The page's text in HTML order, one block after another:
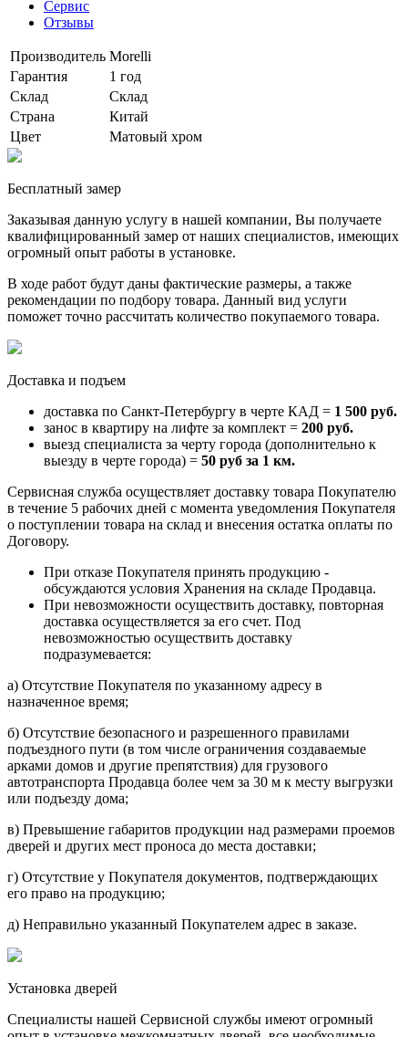
Сервис
Отзывы
Производитель Morelli
Гарантия
1 год
Склад
Склад
Страна
Китай
Цвет
Матовый хром
Бесплатный замер
Заказывая данную услугу в нашей компании, Вы получаете
квалифицированный замер от наших специалистов, имеющих
огромный опыт работы в установке.
В ходе работ будут даны фактические размеры, а также
рекомендации по подбору товара. Данный вид услуги
поможет точно рассчитать количество покупаемого товара.
Доставка и подъем
доставка по Санкт-Петербургу в черте КАД = 1 500 руб.
занос в квартиру на лифте за комплект = 200 руб.
выезд специалиста за черту города (дополнительно к
выезду в черте города) = 50 руб за 1 км.
Сервисная служба осуществляет доставку товара Покупателю
в течение 5 рабочих дней с момента уведомления Покупателя
о поступлении товара на склад и внесения остатка оплаты по
Договору.
При отказе Покупателя принять продукцию -
обсуждаются условия Хранения на складе Продавца.
При невозможности осуществить доставку, повторная
доставка осуществляется за его счет. Под
невозможностью осуществить доставку
подразумевается:
a) Отсутствие Покупателя по указанному адресу в
назначенное время;
б) Отсутствие безопасного и разрешенного правилами
подъездного пути (в том числе ограничения создаваемые
арками домов и другие препятствия) для грузового
автотранспорта Продавца более чем за 30 м к месту выгрузки
или подъезду дома;
в) Превышение габаритов продукции над размерами проемов
дверей и других мест проноса до места доставки;
г) Отсутствие у Покупателя документов, подтверждающих
его право на продукцию;
д) Неправильно указанный Покупателем адрес в заказе.
Установка дверей
Специалисты нашей Сервисной службы имеют огромный